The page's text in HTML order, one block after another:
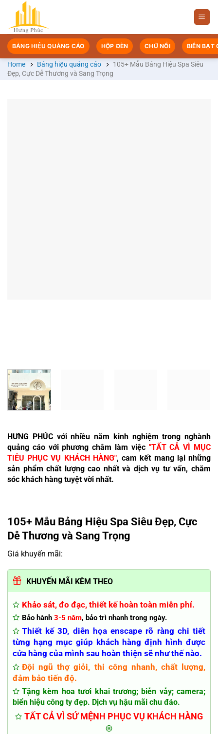
Chuyển
nội
dung
BẢNG HIỆU QUẢNG CÁO HỘP ĐÈN CHỮ NỔI BIỂN BẠT
Home Bảng hiệu quảng cáo
105+ Mẫu Bảng Hiệu Spa Siêu
Đẹp, Cực Dễ Thương và Sang Trọng
HƯNG PHÚC với nhiều năm kinh nghiệm trong nghành
quảng cáo với phương châm làm việc "TẤT CẢ VÌ MỤC
TIÊU PHỤC VỤ KHÁCH HÀNG", cam kết mang lại những
sản phẩm chất lượng cao nhất và dịch vụ tư vấn, chăm
sóc khách hàng tuyệt vời nhất.
105+ Mẫu Bảng Hiệu Spa Siêu Đẹp, Cực
Dễ Thương và Sang Trọng
Giá khuyến mãi:
KHUYẾN MÃI KÈM THEO
Khảo sát, đo đạc, thiết kế hoàn toàn miễn phí.
Bảo hành 3-5 năm, bảo trì nhanh trong ngày.
Thiết kế 3D, diễn họa enscape rõ ràng chi tiết
từng hạng mục giúp khách hàng định hình được
cửa hàng của mình sau hoàn thiện sẽ như thế nào.
Đội ngũ thợ giỏi, thi công nhanh, chất lượng,
đảm bảo tiến độ.
Tặng kèm hoa tươi khai trương; biễn vẫy; camera;
biển hiệu công ty đẹp. Dịch vụ hậu mãi chu đáo.
TẤT CẢ VÌ SỨ MỆNH PHỤC VỤ KHÁCH HÀNG
®